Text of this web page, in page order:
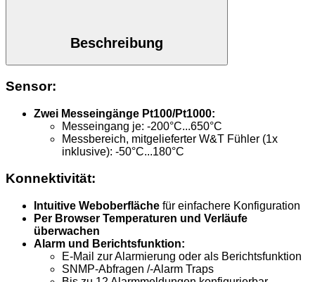
Beschreibung
Sensor:
Zwei Messeingänge Pt100/Pt1000:
Messeingang je: -200°C...650°C
Messbereich, mitgelieferter W&T Fühler (1x
inklusive): -50°C...180°C
Konnektivität:
Intuitive Weboberfläche für einfachere Konfiguration
Per Browser Temperaturen und Verläufe
überwachen
Alarm und Berichtsfunktion:
E-Mail zur Alarmierung oder als Berichtsfunktion
SNMP-Abfragen /-Alarm Traps